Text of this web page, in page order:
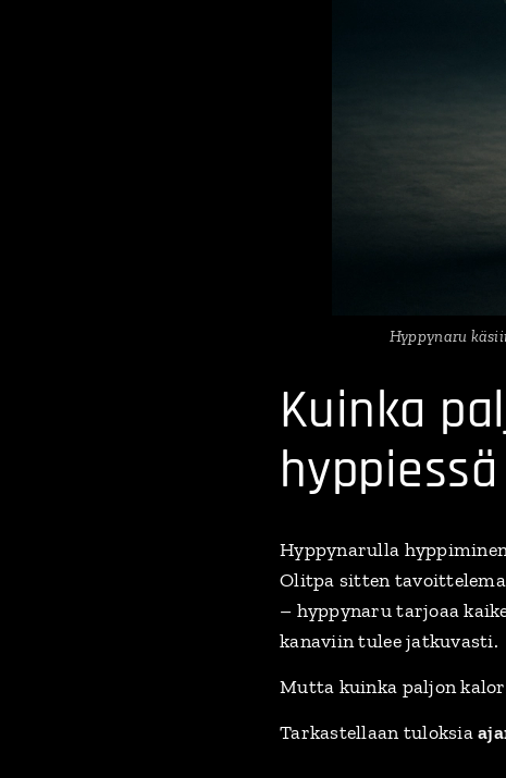
Hyppynaru
Kuinka
Hyppynarulla
Olitpa sitten
– hyppynaru tarjoaa
kanaviin tulee jatkuvasti.
Mutta kuinka paljon
Tarkastellaan tuloksia